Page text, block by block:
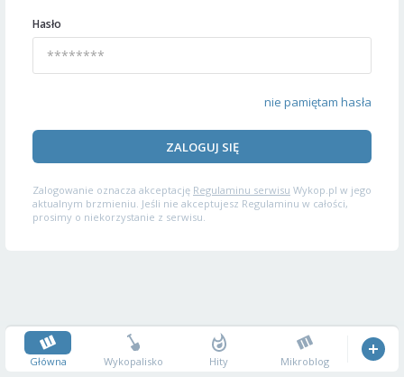
Hasło
nie pamiętam hasła
ZALOGUJ SIĘ
Zalogowanie oznacza akceptację Regulaminu serwisu Wykop.pl w jego
aktualnym brzmieniu. Jeśli nie akceptujesz Regulaminu w całości,
prosimy o niekorzystanie z serwisu.
Główna Wykopalisko Hity Mikroblog